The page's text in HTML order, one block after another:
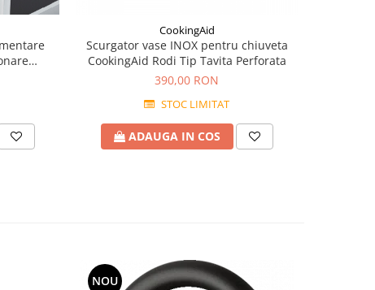
CookingAid
Scurgator vase INOX pentru chiuveta
CookingAid Rodi Tip Tavita Perforata
390,00 RON
STOC LIMITAT
ADAUGA IN COS
NOU